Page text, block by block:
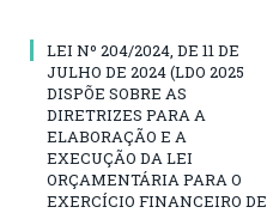
LEI Nº 204/2024, DE 11 DE
JULHO DE 2024 (LDO 2025
DISPÕE SOBRE AS
DIRETRIZES PARA A
ELABORAÇÃO E A
EXECUÇÃO DA LEI
ORÇAMENTÁRIA PARA O
EXERCÍCIO FINANCEIRO DE